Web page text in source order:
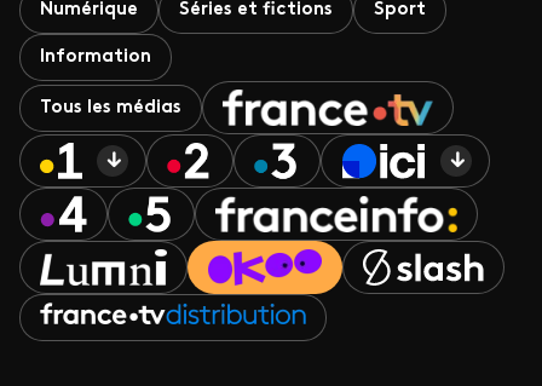
Numérique Séries et fictions Sport
Information
Tous les médias